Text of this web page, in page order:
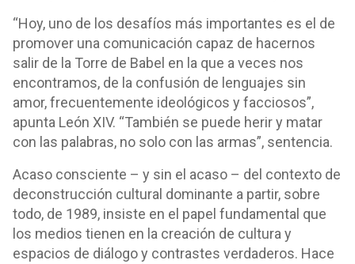
“Hoy, uno de los desafíos más importantes es el de
promover una comunicación capaz de hacernos
salir de la Torre de Babel en la que a veces nos
encontramos, de la confusión de lenguajes sin
amor, frecuentemente ideológicos y facciosos”,
apunta León XIV. “También se puede herir y matar
con las palabras, no solo con las armas”, sentencia.
Acaso consciente – y sin el acaso – del contexto de
deconstrucción cultural dominante a partir, sobre
todo, de 1989, insiste en el papel fundamental que
los medios tienen en la creación de cultura y
espacios de diálogo y contrastes verdaderos. Hace